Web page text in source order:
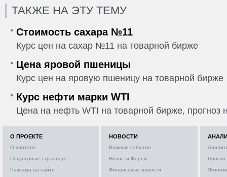
ТАКЖЕ НА ЭТУ ТЕМУ
Стоимость сахара №11
Курс цен на сахар №11 на товарной бирже
Цена яровой пшеницы
Курс цен на яровую пшеницу на товарной бирже
Курс нефти марки WTI
Цена на нефть WTI на товарной бирже, прогноз
О ПРОЕКТЕ
О портале
Популярные страницы
Реклама на сайте
НОВОСТИ
Важные события
Новости Форекс
Финансовые новости